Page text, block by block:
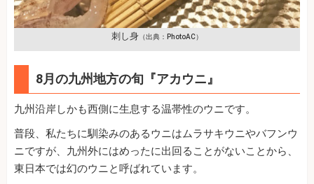
刺し身 （出典：PhotoAC）
8月の九州地方の旬『アカウニ』
九州沿岸しかも西側に生息する温帯性のウニです。
普段、私たちに馴染みのあるウニはムラサキウニやバフンウ
ニですが、九州外にはめったに出回ることがないことから、
東日本では幻のウニと呼ばれています。